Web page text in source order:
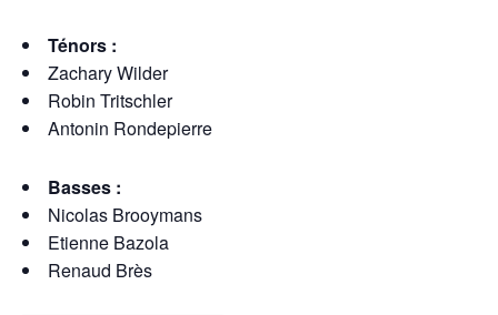
Ténors :
Zachary Wilder
Robin Tritschler
Antonin Rondepierre
Basses :
Nicolas Brooymans
Etienne Bazola
Renaud Brès